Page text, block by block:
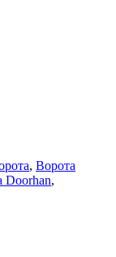
, Ворота
Doorhan,